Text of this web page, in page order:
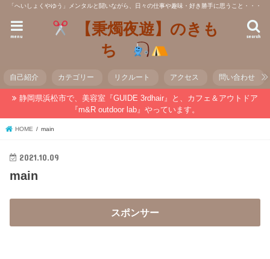
「へいしょくやゆう」メンタルと闘いながら、日々の仕事や趣味・好き勝手に思うこと・・・
【秉燭夜遊】のきも
ち
search
menu
自己紹介 カテゴリー リクルート アクセス 問い合わせ
静岡県浜松市で、美容室『GUIDE 3rdhair』と、カフェ＆アウトドア
『m&R outdoor lab』やっています。
HOME main
2021.10.09
main
スポンサー